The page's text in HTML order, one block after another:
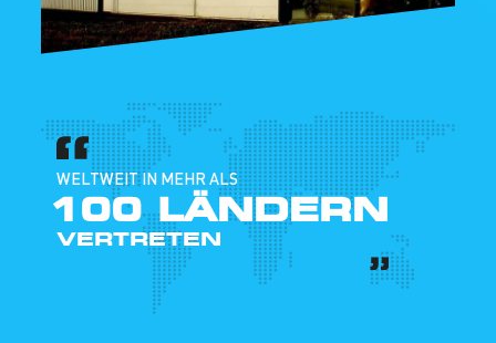
WELTWEIT IN MEHR ALS
100 LÄNDERN
VERTRETEN